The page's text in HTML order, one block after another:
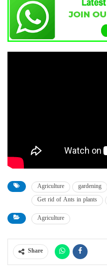
Agriculture gardening
Get rid of Ants in plants
Agriculture
Share